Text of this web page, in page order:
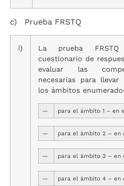
c) Prueba FRSTQ
i)
La prueba
cuestionario de
evaluar las
necesarias para
los ámbitos
— para el ámbito 1 – en
— para el ámbito 2 – en
— para el ámbito 3 – en
— para el ámbito 4 – en